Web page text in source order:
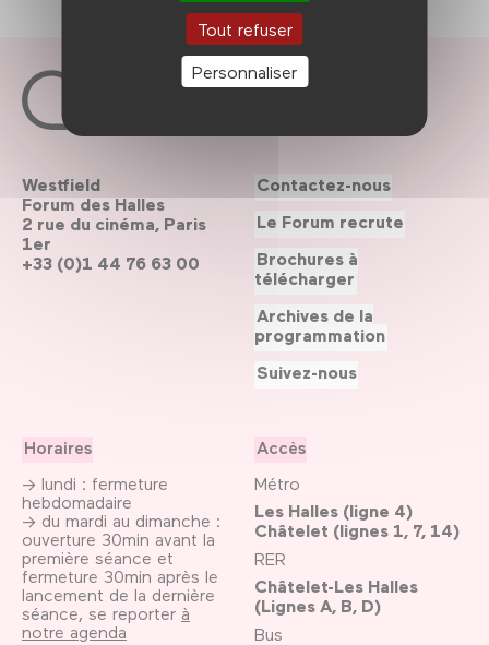
Tout refuser
Personnaliser
Westfield
Forum des Halles
2 rue du cinéma, Paris
1er
+33 (0)1 44 76 63 00
Horaires
→ lundi : fermeture
hebdomadaire
→ du mardi au dimanche :
ouverture 30min avant la
première séance et
fermeture 30min après le
lancement de la dernière
séance, se reporter à
notre agenda
Accès
Métro
Les Halles (ligne 4)
Châtelet (lignes 1, 7, 14)
RER
Châtelet-Les Halles
(Lignes A, B, D)
Bus
Contactez-nous
Le Forum recrute
Brochures à
télécharger
Archives de la
programmation
Suivez-nous